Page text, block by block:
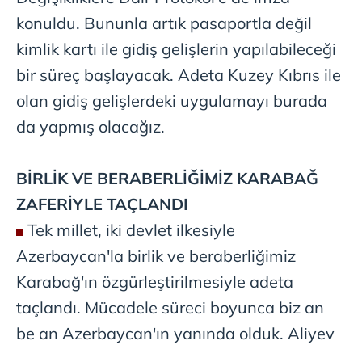
konuldu. Bununla artık pasaportla değil
kimlik kartı ile gidiş gelişlerin yapılabileceği
bir süreç başlayacak. Adeta Kuzey Kıbrıs ile
olan gidiş gelişlerdeki uygulamayı burada
da yapmış olacağız.
BİRLİK VE BERABERLİĞİMİZ KARABAĞ
ZAFERİYLE TAÇLANDI
Tek millet, iki devlet ilkesiyle
Azerbaycan'la birlik ve beraberliğimiz
Karabağ'ın özgürleştirilmesiyle adeta
taçlandı. Mücadele süreci boyunca biz an
be an Azerbaycan'ın yanında olduk. Aliyev